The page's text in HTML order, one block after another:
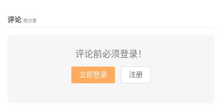
评论 抢沙发
评论前必须登录！
立即登录 注册